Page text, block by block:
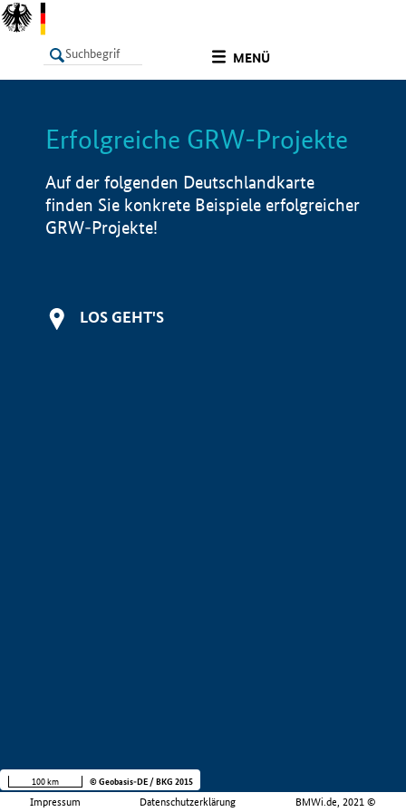
MENÜ
LISTE Info
Erfolgreiche GRW-Projekte
Auf der folgenden Deutschlandkarte
finden Sie konkrete Beispiele erfolgreicher
GRW-Projekte!
LOS GEHT'S
Impressum Datenschutzerklärung BMWi.de, 2021 ©
100 km © Geobasis-DE / BKG 2015